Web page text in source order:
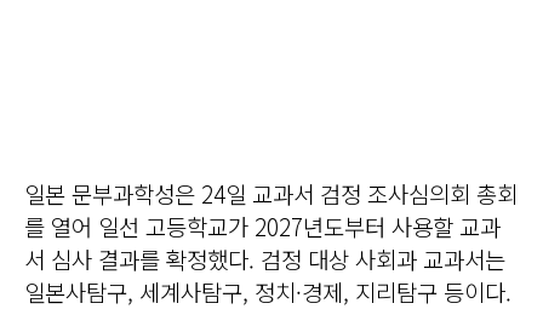
일본 문부과학성은 24일 교과서 검정 조사심의회 총회
를 열어 일선 고등학교가 2027년도부터 사용할 교과
서 심사 결과를 확정했다. 검정 대상 사회과 교과서는
일본사탐구, 세계사탐구, 정치·경제, 지리탐구 등이다.